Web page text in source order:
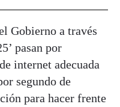
Gobierno a través
pasan por
internet adecuada
segundo de
para hacer frente